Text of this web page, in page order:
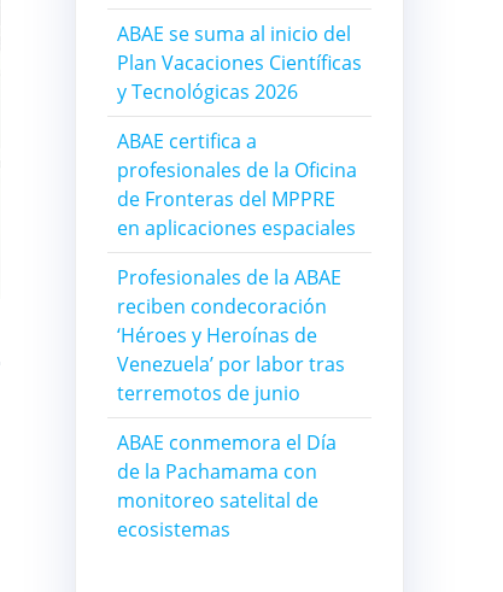
ABAE se suma al inicio del
Plan Vacaciones Científicas
y Tecnológicas 2026
ABAE certifica a
profesionales de la Oficina
de Fronteras del MPPRE
en aplicaciones espaciales
Profesionales de la ABAE
reciben condecoración
‘Héroes y Heroínas de
Venezuela’ por labor tras
terremotos de junio
ABAE conmemora el Día
de la Pachamama con
monitoreo satelital de
ecosistemas